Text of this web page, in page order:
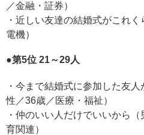
／金融・証券）
・近しい友達の結婚式がこれ
電機）
●第5位 21～29人
・今まで結婚式に参加した友
性／36歳／医療・福祉）
・仲のいい人だけでいいから
育関連）